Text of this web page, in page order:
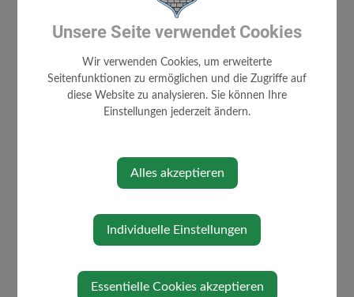
AKTUELLES
Unsere Seite verwendet Cookies
Wir verwenden Cookies, um erweiterte
Seitenfunktionen zu ermöglichen und die Zugriffe auf
diese Website zu analysieren. Sie können Ihre
Einstellungen jederzeit ändern.
Alles akzeptieren
Individuelle Einstellungen
Essentielle Cookies akzeptieren